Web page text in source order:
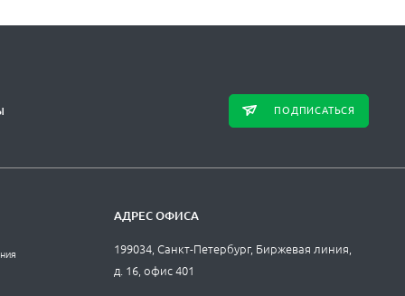
ПОДПИСАТЬСЯ
АДРЕС ОФИСА
199034, Санкт-Петербург, Биржевая линия,
д. 16, офис 401